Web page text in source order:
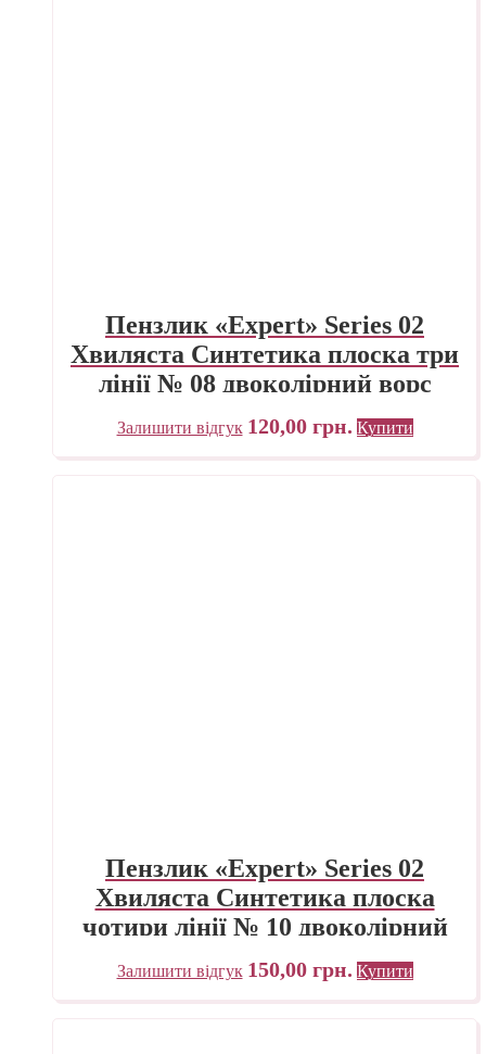
Пензлик «Expert» Series 02
Хвиляста Синтетика плоска три
лінії № 08 двоколірний ворс
Залишити відгук 120,00 грн. Купити
Пензлик «Expert» Series 02
Хвиляста Синтетика плоска
чотири лінії № 10 двоколірний
ворс
Залишити відгук 150,00 грн. Купити